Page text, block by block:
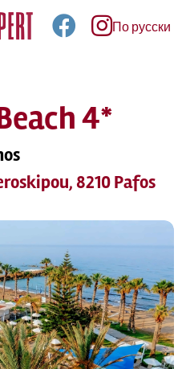
По русски
4*
8210 Pafos